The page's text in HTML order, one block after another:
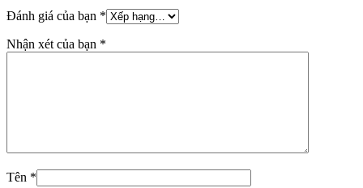
Đánh giá của bạn *
Nhận xét của bạn *
Tên *